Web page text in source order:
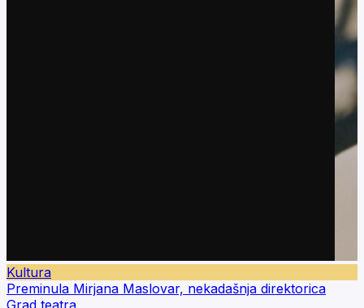
Kultura
Preminula Mirjana Maslovar, nekadašnja direktorica
Grad teatra